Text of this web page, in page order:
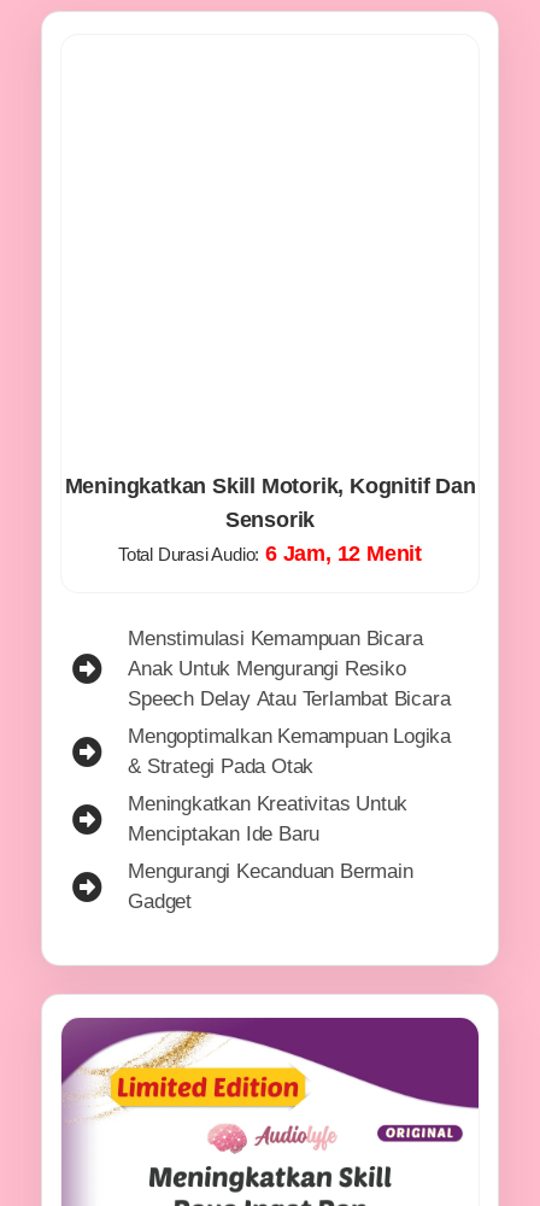
Meningkatkan Skill Motorik, Kognitif Dan
Sensorik
Total Durasi Audio: 6 Jam, 12 Menit
Menstimulasi Kemampuan Bicara
Anak Untuk Mengurangi Resiko
Speech Delay Atau Terlambat Bicara
Mengoptimalkan Kemampuan Logika
& Strategi Pada Otak
Meningkatkan Kreativitas Untuk
Menciptakan Ide Baru
Mengurangi Kecanduan Bermain
Gadget